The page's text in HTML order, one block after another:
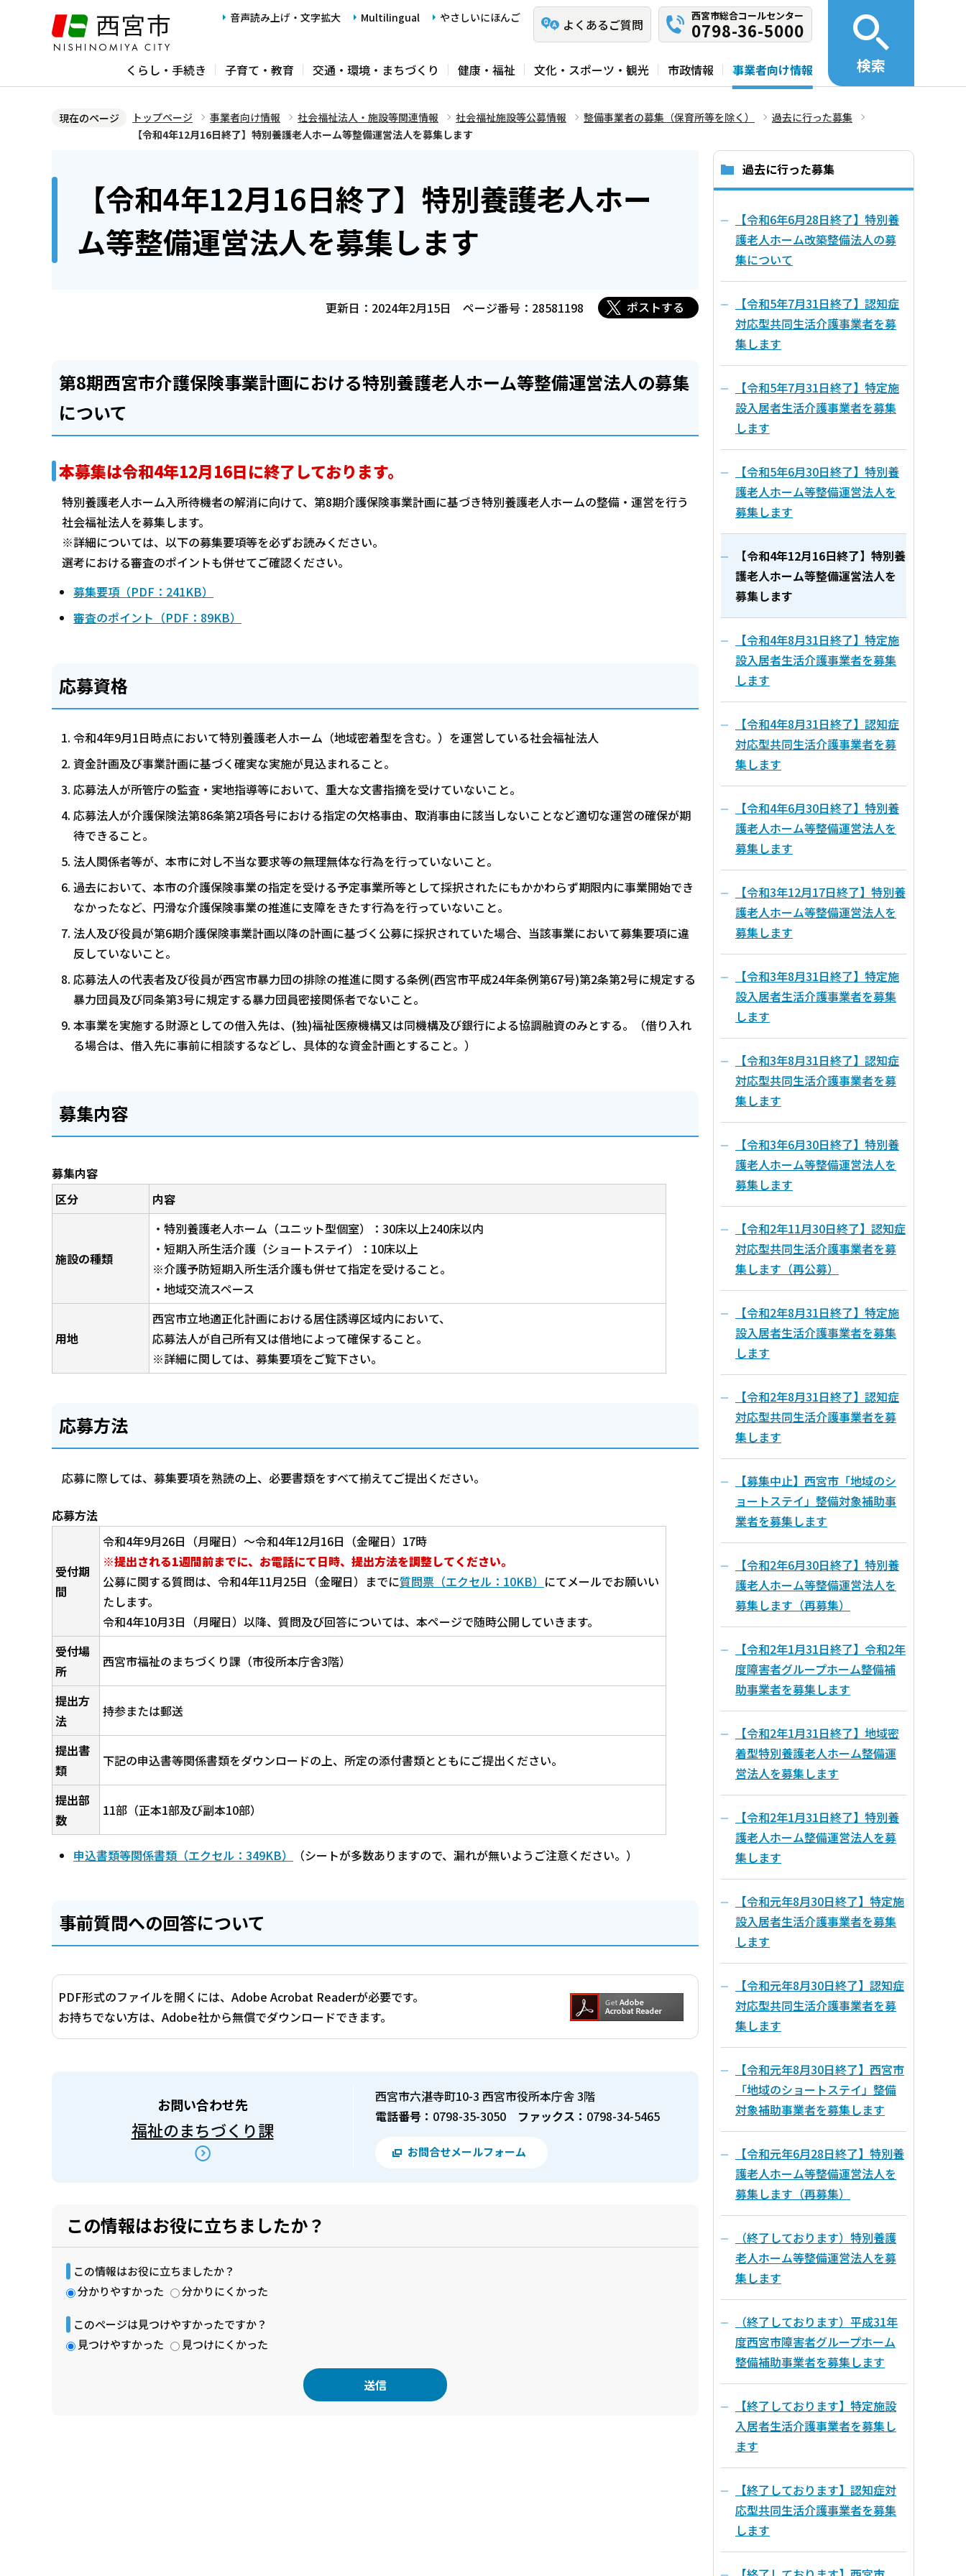
ジ
音声読み上げ・文字拡大 Multilingual やさしいにほんご よくあるご質問
西宮市総合コールセンター
0798-36-5000
くらし・手続き 子育て・教育 交通・環境・まちづくり 健康・福祉 文化・スポーツ・観光 市政情報 事業者向け情報 検索
現在のページ トップページ 事業者向け情報 社会福祉法人・施設等関連情報 社会福祉施設等公募情報 整備事業者の募集（保育所等を除く）
過去に行った募集
【令和4年12月16日終了】特別養護老人ホーム等整備運営法人を募集します
【令和4年12月16日終了】特別養護老人ホー
ム等整備運営法人を募集します
更新日：2024年2月15日 ページ番号：28581198 ポストする
第8期西宮市介護保険事業計画における特別養護老人ホーム等整備運営法人の募集
について
本募集は令和4年12月16日に終了しております。
特別養護老人ホーム入所待機者の解消に向けて、第8期介護保険事業計画に基づき特別養護老人ホームの整備・運営を行う
社会福祉法人を募集します。
※詳細については、以下の募集要項等を必ずお読みください。
選考における審査のポイントも併せてご確認ください。
募集要項（PDF：241KB）
審査のポイント（PDF：89KB）
応募資格
令和4年9月1日時点において特別養護老人ホーム（地域密着型を含む。）を運営している社会福祉法人
資金計画及び事業計画に基づく確実な実施が見込まれること。
応募法人が所管庁の監査・実地指導等において、重大な文書指摘を受けていないこと。
応募法人が介護保険法第86条第2項各号における指定の欠格事由、取消事由に該当しないことなど適切な運営の確保が期
待できること。
法人関係者等が、本市に対し不当な要求等の無理無体な行為を行っていないこと。
過去において、本市の介護保険事業の指定を受ける予定事業所等として採択されたにもかかわらず期限内に事業開始でき
なかったなど、円滑な介護保険事業の推進に支障をきたす行為を行っていないこと。
法人及び役員が第6期介護保険事業計画以降の計画に基づく公募に採択されていた場合、当該事業において募集要項に違
反していないこと。
応募法人の代表者及び役員が西宮市暴力団の排除の推進に関する条例(西宮市平成24年条例第67号)第2条第2号に規定する
暴力団員及び同条第3号に規定する暴力団員密接関係者でないこと。
本事業を実施する財源としての借入先は、(独)福祉医療機構又は同機構及び銀行による協調融資のみとする。（借り入れ
る場合は、借入先に事前に相談するなどし、具体的な資金計画とすること。）
募集内容
募集内容
区分
内容
施設の種類
・特別養護老人ホーム（ユニット型個室）：30床以上240床以内
・短期入所生活介護（ショートステイ）：10床以上
※介護予防短期入所生活介護も併せて指定を受けること。
・地域交流スペース
用地
西宮市立地適正化計画における居住誘導区域内において、
応募法人が自己所有又は借地によって確保すること。
※詳細に関しては、募集要項をご覧下さい。
応募方法
応募に際しては、募集要項を熟読の上、必要書類をすべて揃えてご提出ください。
応募方法
受付期
間
令和4年9月26日（月曜日）～令和4年12月16日（金曜日）17時
※提出される1週間前までに、お電話にて日時、提出方法を調整してください。
公募に関する質問は、令和4年11月25日（金曜日）までに質問票（エクセル：10KB） にてメールでお願いい
たします。
令和4年10月3日（月曜日）以降、質問及び回答については、本ページで随時公開していきます。
受付場
所
西宮市福祉のまちづくり課（市役所本庁舎3階）
提出方
法
持参または郵送
提出書
類
下記の申込書等関係書類をダウンロードの上、所定の添付書類とともにご提出ください。
提出部
数
11部（正本1部及び副本10部）
申込書類等関係書類（エクセル：349KB） （シートが多数ありますので、漏れが無いようご注意ください。）
事前質問への回答について
PDF形式のファイルを開くには、Adobe Acrobat Readerが必要です。
お持ちでない方は、Adobe社から無償でダウンロードできます。
お問い合わせ先
福祉のまちづくり課
西宮市六湛寺町10-3 西宮市役所本庁舎 3階
電話番号： 0798-35-3050 ファックス： 0798-34-5465
お問合せメールフォーム
この情報はお役に立ちましたか？
この情報はお役に立ちましたか？
分かりやすかった
分かりにくかった
このページは見つけやすかったですか？
見つけやすかった
見つけにくかった
過去に行った募集
【令和6年6月28日終了】特別養
護老人ホーム改築整備法人の募
集について
【令和5年7月31日終了】認知症
対応型共同生活介護事業者を募
集します
【令和5年7月31日終了】特定施
設入居者生活介護事業者を募集
します
【令和5年6月30日終了】特別養
護老人ホーム等整備運営法人を
募集します
【令和4年12月16日終了】特別養
護老人ホーム等整備運営法人を
募集します
【令和4年8月31日終了】特定施
設入居者生活介護事業者を募集
します
【令和4年8月31日終了】認知症
対応型共同生活介護事業者を募
集します
【令和4年6月30日終了】特別養
護老人ホーム等整備運営法人を
募集します
【令和3年12月17日終了】特別養
護老人ホーム等整備運営法人を
募集します
【令和3年8月31日終了】特定施
設入居者生活介護事業者を募集
します
【令和3年8月31日終了】認知症
対応型共同生活介護事業者を募
集します
【令和3年6月30日終了】特別養
護老人ホーム等整備運営法人を
募集します
【令和2年11月30日終了】認知症
対応型共同生活介護事業者を募
集します（再公募）
【令和2年8月31日終了】特定施
設入居者生活介護事業者を募集
します
【令和2年8月31日終了】認知症
対応型共同生活介護事業者を募
集します
【募集中止】西宮市「地域のシ
ョートステイ」整備対象補助事
業者を募集します
【令和2年6月30日終了】特別養
護老人ホーム等整備運営法人を
募集します（再募集）
【令和2年1月31日終了】令和2年
度障害者グループホーム整備補
助事業者を募集します
【令和2年1月31日終了】地域密
着型特別養護老人ホーム整備運
営法人を募集します
【令和2年1月31日終了】特別養
護老人ホーム整備運営法人を募
集します
【令和元年8月30日終了】特定施
設入居者生活介護事業者を募集
します
【令和元年8月30日終了】認知症
対応型共同生活介護事業者を募
集します
【令和元年8月30日終了】西宮市
「地域のショートステイ」整備
対象補助事業者を募集します
【令和元年6月28日終了】特別養
護老人ホーム等整備運営法人を
募集します（再募集）
（終了しております）特別養護
老人ホーム等整備運営法人を募
集します
（終了しております）平成31年
度西宮市障害者グループホーム
整備補助事業者を募集します
【終了しております】特定施設
入居者生活介護事業者を募集し
ます
【終了しております】認知症対
応型共同生活介護事業者を募集
します